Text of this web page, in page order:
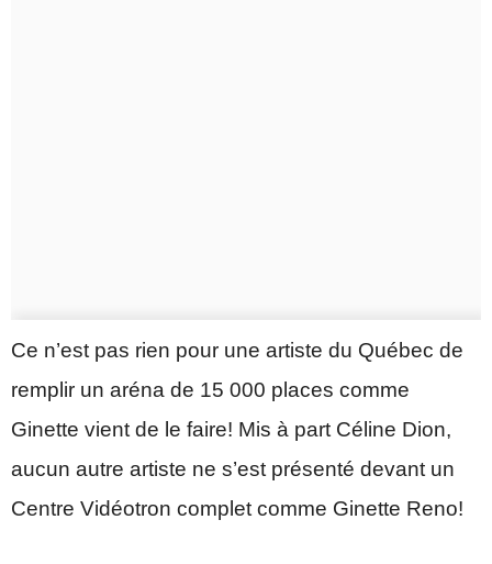
Ce n’est pas rien pour une artiste du Québec de
remplir un aréna de 15 000 places comme
Ginette vient de le faire! Mis à part Céline Dion,
aucun autre artiste ne s’est présenté devant un
Centre Vidéotron complet comme Ginette Reno!